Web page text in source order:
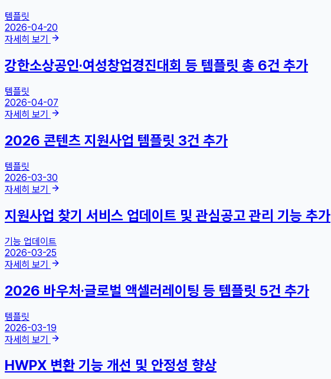
템플릿
2026-04-20
자세히 보기
강한소상공인·여성창업경진대회 등 템플릿 총 6건 추가
템플릿
2026-04-07
자세히 보기
2026 콘텐츠 지원사업 템플릿 3건 추가
템플릿
2026-03-30
자세히 보기
지원사업 찾기 서비스 업데이트 및 관심공고 관리 기능 추가
기능 업데이트
2026-03-25
자세히 보기
2026 바우처·글로벌 액셀러레이팅 등 템플릿 5건 추가
템플릿
2026-03-19
자세히 보기
HWPX 변환 기능 개선 및 안정성 향상